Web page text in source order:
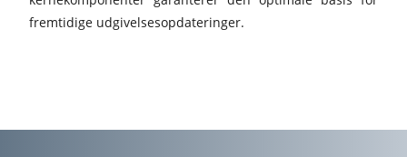
fremtidige udgivelsesopdateringer.